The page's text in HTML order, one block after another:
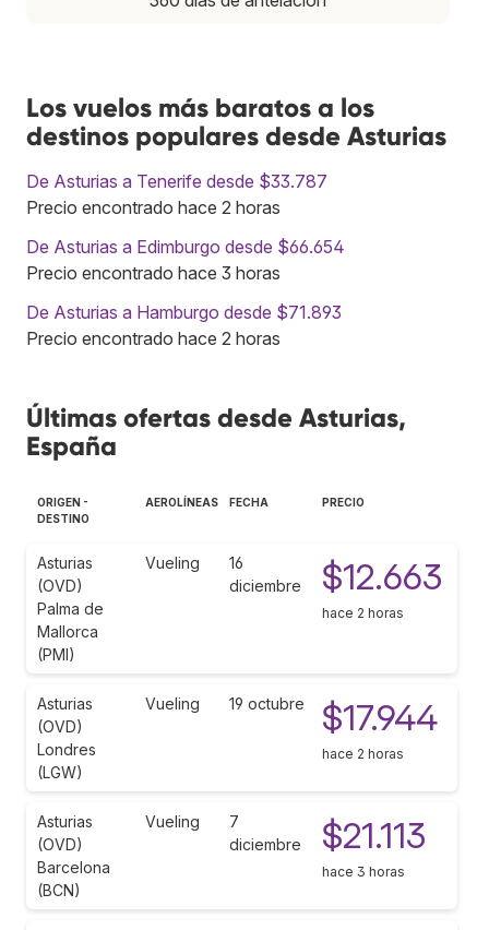
Los vuelos más baratos a los
destinos populares desde Asturias
De Asturias a Tenerife desde $33.787
Precio encontrado hace 2 horas
De Asturias a Edimburgo desde $66.654
Precio encontrado hace 3 horas
De Asturias a Hamburgo desde $71.893
Precio encontrado hace 2 horas
Últimas ofertas desde Asturias,
España
ORIGEN -
DESTINO
AEROLÍNEAS FECHA PRECIO
Asturias
(OVD)
Palma de
Mallorca
(PMI)
Vueling
16
diciembre
$12.663
hace 2 horas
Asturias
(OVD)
Londres
(LGW)
Vueling 19 octubre $17.944
hace 2 horas
Asturias
(OVD)
Barcelona
(BCN)
Vueling
7
diciembre
$21.113
hace 3 horas